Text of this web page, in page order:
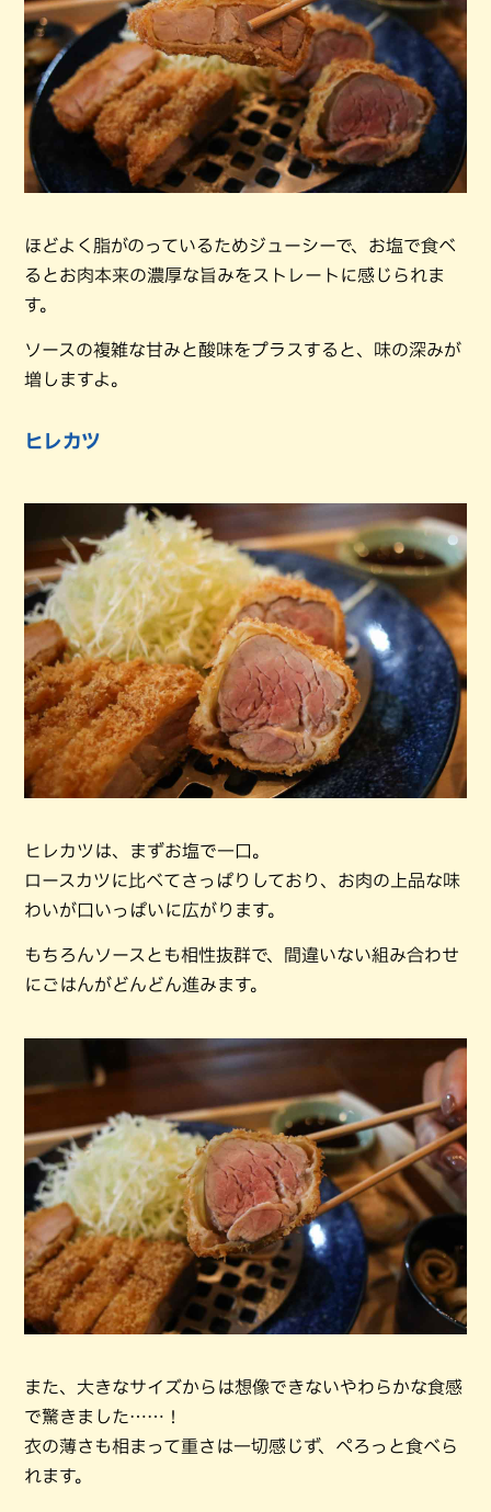
ほどよく脂がのっているためジューシーで、お塩で食べ
るとお肉本来の濃厚な旨みをストレートに感じられま
す。
ソースの複雑な甘みと酸味をプラスすると、味の深みが
増しますよ。
ヒレカツ
ヒレカツは、まずお塩で一口。
ロースカツに比べてさっぱりしており、お肉の上品な味
わいが口いっぱいに広がります。
もちろんソースとも相性抜群で、間違いない組み合わせ
にごはんがどんどん進みます。
また、大きなサイズからは想像できないやわらかな食感
で驚きました……！
衣の薄さも相まって重さは一切感じず、ぺろっと食べら
れます。